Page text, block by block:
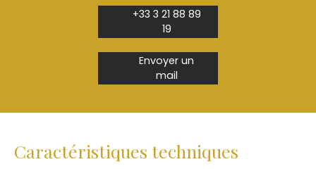
+33 3 21 88 89
19
Envoyer un
mail
Caractéristiques techniques